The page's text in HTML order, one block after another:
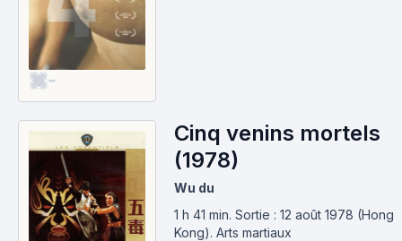
-
Cinq venins mortels
(1978)
Wu du
1 h 41 min. Sortie : 12 août 1978 (Hong
Kong). Arts martiaux